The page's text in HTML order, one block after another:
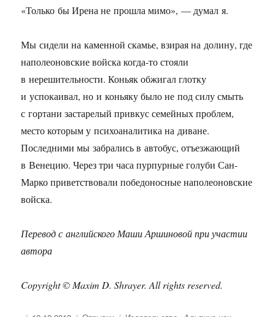
«Только бы Ирена не прошла мимо», — думал я.
Мы сидели на каменной скамье, взирая на долину, где
наполеоновские войска когда-то стояли
в нерешительности. Коньяк обжигал глотку
и успокаивал, но и коньяку было не под силу смыть
с гортани застарелый привкус семейных проблем,
место которым у психоаналитика на диване.
Последними мы забрались в автобус, отъезжающий
в Венецию. Через три часа пурпурные голуби Сан-
Марко приветствовали победоносные наполеоновские
войска.
Перевод с английского Маши Аршиновой при участии
автора
Copyright © Maxim D. Shrayer. All rights reserved.